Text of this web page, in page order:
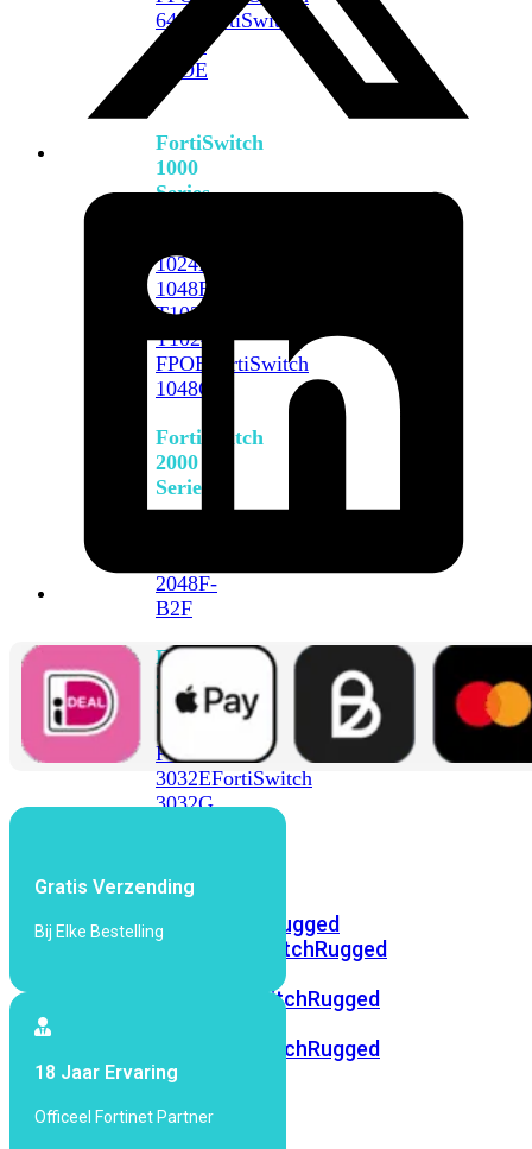
648F
FortiSwitch
648F-
FPOE
FortiSwitch
1000
Series
1024E
1048E
T1024E
T1024F-
FPOE
FortiSwitch
1048G
FortiSwitch
2000
Series
2048F-
B2F
FortiSwitch
3000
Series
FortiSwitch
3032EFortiSwitch
3032G
Ruggedized
FortiSwitchRugged
108F
FortiSwitchRugged
FortiSwitchRugged
FortiSwitchRugged
424F-
Gratis Verzending
Bij Elke Bestelling
18 Jaar Ervaring
Officeel Fortinet Partner